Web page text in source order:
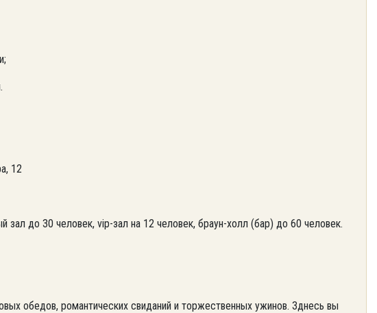
12
до 30 человек, vip-зал на 12 человек, браун-холл (бар) до 60 человек.
обедов, романтических свиданий и торжественных ужинов. Зднесь вы